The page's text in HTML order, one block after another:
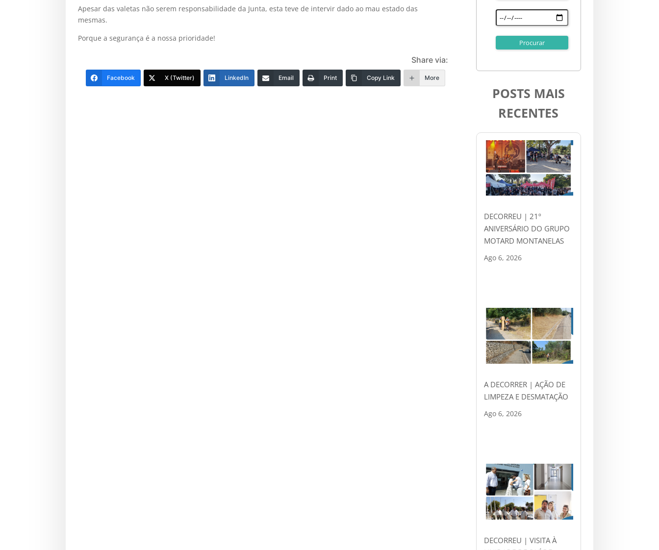
Apesar das valetas não serem responsabilidade da Junta, esta teve de intervir dado ao mau estado das
mesmas.
Porque a segurança é a nossa prioridade!
Share via:
Facebook X (Twitter) LinkedIn Email Print Copy Link More
POSTS MAIS
RECENTES
DECORREU | 21º
ANIVERSÁRIO DO GRUPO
MOTARD MONTANELAS
Ago 6, 2026
A DECORRER | AÇÃO DE
LIMPEZA E DESMATAÇÃO
Ago 6, 2026
DECORREU | VISITA À